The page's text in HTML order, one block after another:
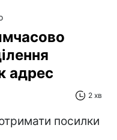
адрес
2 хв
посилки